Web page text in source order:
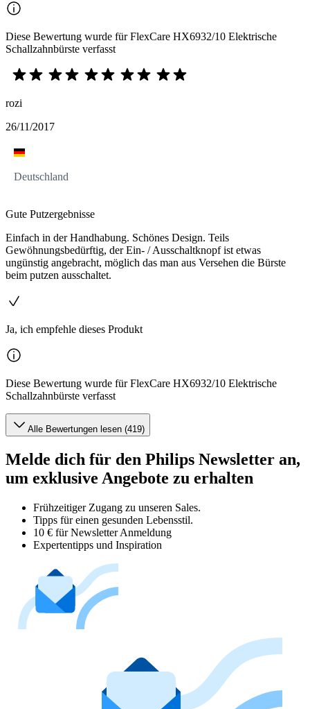
Diese Bewertung wurde für FlexCare HX6932/10 Elektrische
Schallzahnbürste verfasst
rozi
26/11/2017
Deutschland
Gute Putzergebnisse
Einfach in der Handhabung. Schönes Design. Teils
Gewöhnungsbedürftig, der Ein- / Ausschaltknopf ist etwas
ungünstig angebracht, möglich das man aus Versehen die Bürste
beim putzen ausschaltet.
Ja, ich empfehle dieses Produkt
Diese Bewertung wurde für FlexCare HX6932/10 Elektrische
Schallzahnbürste verfasst
Alle Bewertungen lesen (419)
Melde dich für den Philips Newsletter an,
um exklusive Angebote zu erhalten
Frühzeitiger Zugang zu unseren Sales.
Tipps für einen gesunden Lebensstil.
10 € für Newsletter Anmeldung
Expertentipps und Inspiration